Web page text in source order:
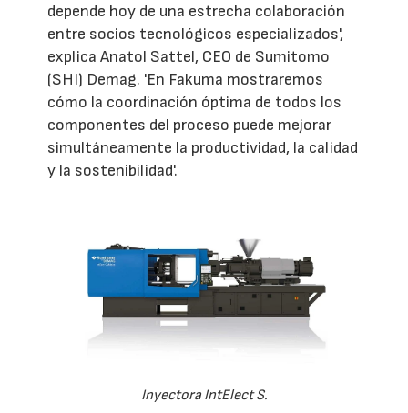
depende hoy de una estrecha colaboración
entre socios tecnológicos especializados',
explica Anatol Sattel, CEO de Sumitomo
(SHI) Demag. 'En Fakuma mostraremos
cómo la coordinación óptima de todos los
componentes del proceso puede mejorar
simultáneamente la productividad, la calidad
y la sostenibilidad'.
Inyectora IntElect S.